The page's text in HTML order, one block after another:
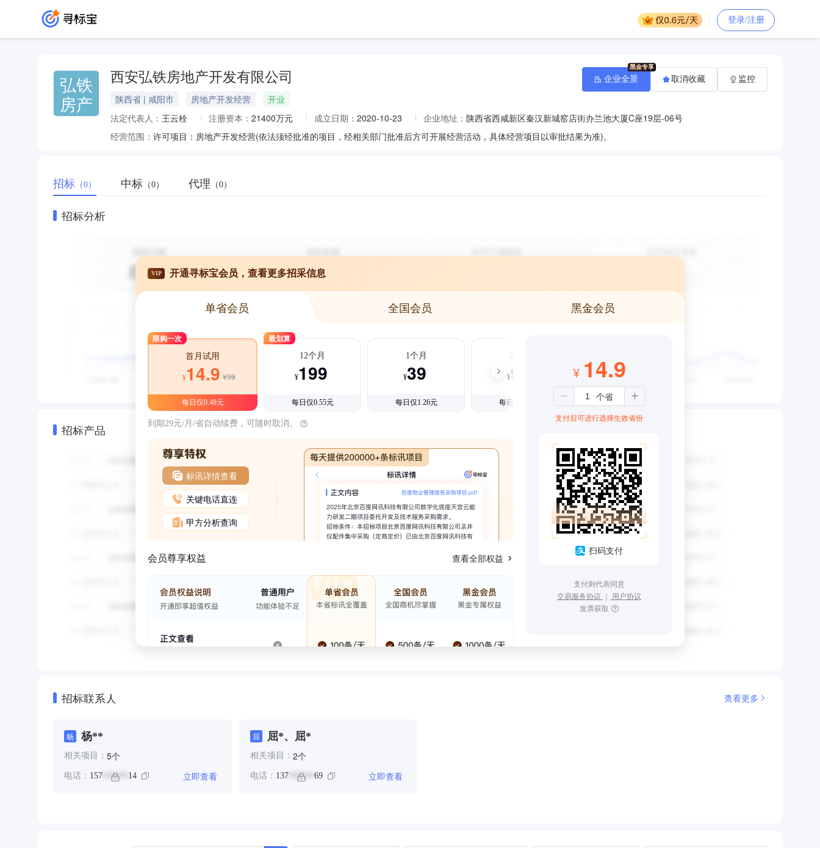
登录/注册
弘铁
房产
西安弘铁房地产开发有限公司
陕西省 | 咸阳市 房地产开发经营
开业
法定代表人： 王云栓 注册资本： 21400万元 成立日期： 2020-10-23 企业地址： 陕西省西咸新区秦汉新城窑店街办兰池大厦C座19层-06号
经营范围： 许可项目：房地产开发经营(依法须经批准的项目，经相关部门批准后方可开展经营活动，具体经营项目以审批结果为准)。
企业全景 取消收藏 监控
招标 （0） 中标 （0） 代理 （0）
招标分析
招标产品
VIP 开通寻标宝会员，查看更多招采信息
单省会员 全国会员 黑金会员
限购一次
首月试用
¥14.9 ¥39
每日仅0.48元
最划算
12个月
¥199
每日仅0.55元
1个月
¥39
每日仅1.26元
3个月
¥99
每日仅1.08元
到期29元/月/省自动续费，可随时取消。
标讯详情查看
关键电话直连
甲方分析查询
会员尊享权益 查看全部权益
¥ 14.9
支付后可进行选择生效省份
扫码支付
支付则代表同意
交易服务协议 ｜ 用户协议
发票获取
招标联系人 查看更多
杨 杨**
相关项目： 5个
电话： 157 ****** 14 立即查看
屈 屈*、屈*
相关项目： 2个
电话： 137 ****** 69 立即查看